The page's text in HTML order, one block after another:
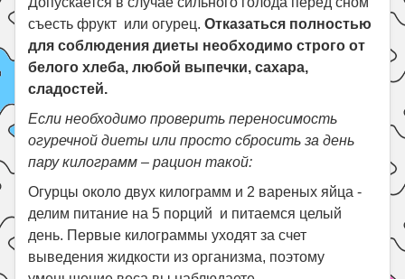
съесть фрукт или огурец.Отказаться полностью
для соблюдения диеты необходимо строго от
белого хлеба, любой выпечки, сахара,
сладостей.
Если необходимо проверить переносимость
огуречной диеты или просто сбросить за день
пару килограмм – рацион такой:
Огурцы около двух килограмм и 2 вареных яйца -
делим питание на 5 порций и питаемся целый
день. Первые килограммы уходят за счет
выведения жидкости из организма, поэтому